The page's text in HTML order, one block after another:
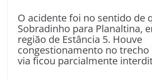
O acidente foi no sentido de
Sobradinho para Planaltina,
região de Estância 5. Houve
congestionamento no trecho
via ficou parcialmente